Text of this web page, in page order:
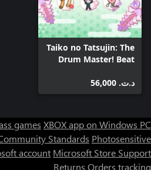
Taiko no Tatsujin: The
Drum Master! Beat
د.ت.‏ 56,000
games XBOX app on Windows PC
Standards Photosensitive
account Microsoft Store Support
Returns Orders tracking